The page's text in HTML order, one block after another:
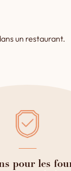
un restaurant.
pour les